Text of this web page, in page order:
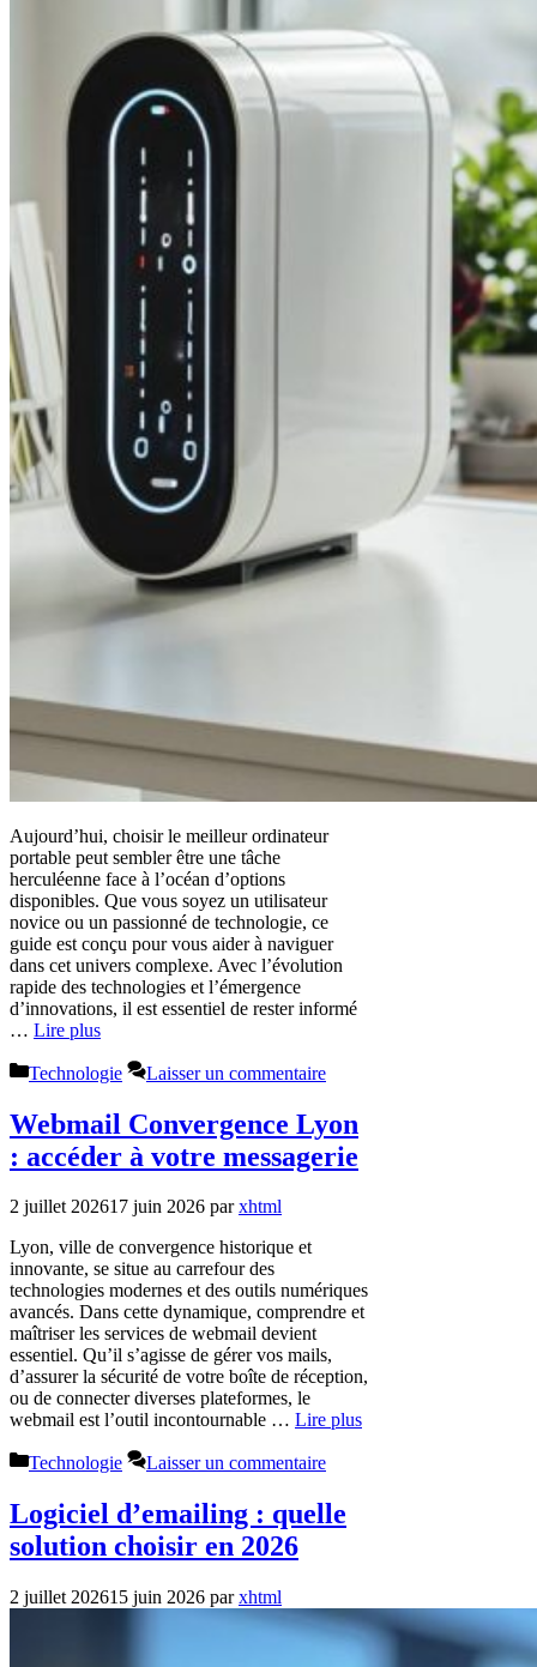
Aujourd’hui, choisir le meilleur ordinateur
portable peut sembler être une tâche
herculéenne face à l’océan d’options
disponibles. Que vous soyez un utilisateur
novice ou un passionné de technologie, ce
guide est conçu pour vous aider à naviguer
dans cet univers complexe. Avec l’évolution
rapide des technologies et l’émergence
d’innovations, il est essentiel de rester informé
… Lire plus
Catégories
Technologie Laisser un commentaire
Webmail Convergence Lyon
: accéder à votre messagerie
2 juillet 202617 juin 2026 parxhtml
Lyon, ville de convergence historique et
innovante, se situe au carrefour des
technologies modernes et des outils numériques
avancés. Dans cette dynamique, comprendre et
maîtriser les services de webmail devient
essentiel. Qu’il s’agisse de gérer vos mails,
d’assurer la sécurité de votre boîte de réception,
ou de connecter diverses plateformes, le
webmail est l’outil incontournable … Lire plus
Catégories
Technologie Laisser un commentaire
Logiciel d’emailing : quelle
solution choisir en 2026
2 juillet 202615 juin 2026 parxhtml